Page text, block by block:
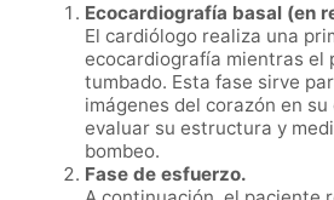
Ecocardiografía basal (en
El cardiólogo realiza una
ecocardiografía mientras el
tumbado. Esta fase sirve
imágenes del corazón en
evaluar su estructura y
bombeo.
Fase de esfuerzo.